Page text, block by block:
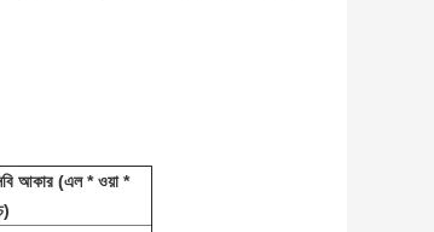
আকার (এল * ওয়া *